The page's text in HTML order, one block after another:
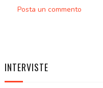
Posta un commento
INTERVISTE